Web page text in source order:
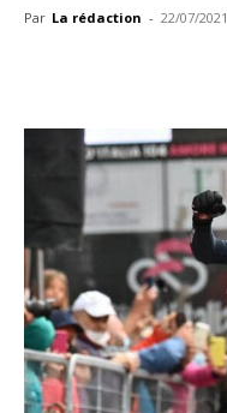
Par La rédaction - 22/07/2021